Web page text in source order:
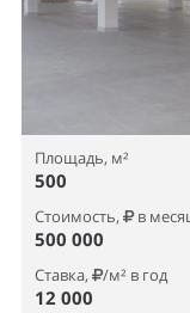
Площадь, м²
500
Стоимость, в
500 000
Ставка, /м² в год
12 000